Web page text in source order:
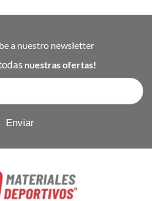
a nuestro newsletter
nuestras ofertas!